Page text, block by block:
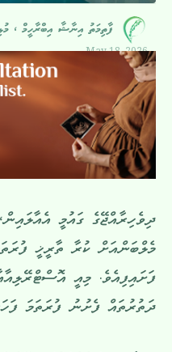
ފާތިމަތު އިނާޝާ އިބްރާހީމް ،
May 18, 2026
ދިވެހިރާއްޖޭގެ ގައުމީ
މެލްބަންއަށް ކުރާ ތާރީޚީ
ފަށައިފިއެވެ. މިއީ
ދަތުރުތައް ފެށުނު ފުރަތަމަ